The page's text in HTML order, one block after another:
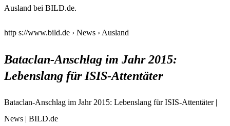
Ausland bei BILD.de.
http s://www.bild.de › News › Ausland
Bataclan-Anschlag im Jahr 2015:
Lebenslang für ISIS-Attentäter
Bataclan-Anschlag im Jahr 2015: Lebenslang für ISIS-Attentäter |
News | BILD.de